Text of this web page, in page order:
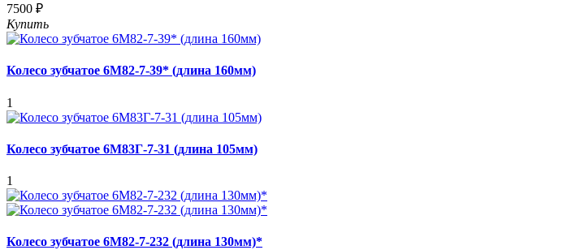
7500 ₽
Купить
Колесо зубчатое 6М82-7-39* (длина 160мм)
1
Колесо зубчатое 6М83Г-7-31 (длина 105мм)
1
Колесо зубчатое 6М82-7-232 (длина 130мм)*